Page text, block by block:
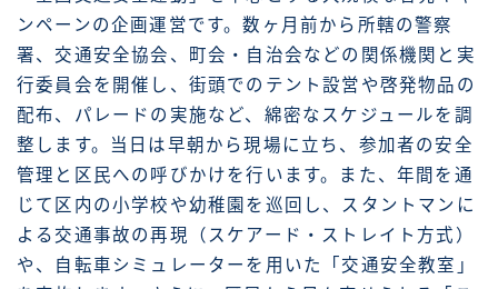
ンペーンの企画運営です。数ヶ月前から所轄の警察
署、交通安全協会、町会・自治会などの関係機関と実
行委員会を開催し、街頭でのテント設営や啓発物品の
配布、パレードの実施など、綿密なスケジュールを調
整します。当日は早朝から現場に立ち、参加者の安全
管理と区民への呼びかけを行います。また、年間を通
じて区内の小学校や幼稚園を巡回し、スタントマンに
よる交通事故の再現（スケアード・ストレイト方式）
や、自転車シミュレーターを用いた「交通安全教室」